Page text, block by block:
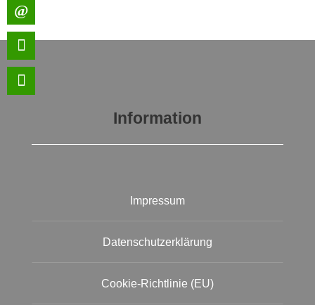
Information
Impressum
Datenschutzerklärung
Cookie-Richtlinie (EU)